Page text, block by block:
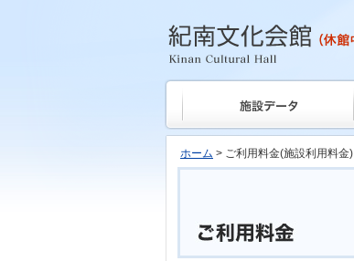
紀南文化会館
ホーム > ご利用料金(施設利用料金)